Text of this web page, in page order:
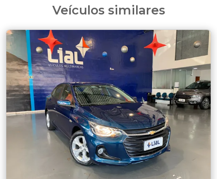
Veículos similares